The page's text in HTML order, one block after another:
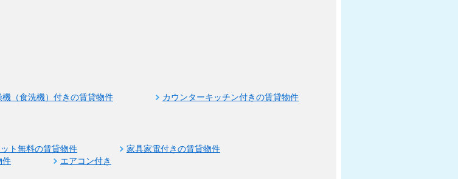
（食洗機）付きの賃貸物件
カウンターキッチン付きの賃貸物件
ト無料の賃貸物件
家具家電付きの賃貸物件
件 エアコン付き